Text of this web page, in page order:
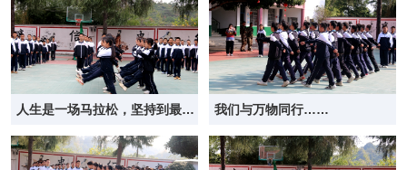
人生是一场马拉松，坚持到最后
我们与万物同行……